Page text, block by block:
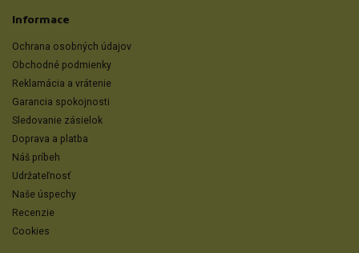
Informace
Ochrana osobných údajov
Obchodné podmienky
Reklamácia a vrátenie
Garancia spokojnosti
Sledovanie zásielok
Doprava a platba
Náš príbeh
Udržateľnosť
Naše úspechy
Recenzie
Cookies